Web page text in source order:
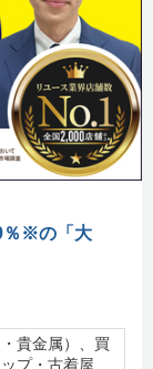
％※の「大
貴金属）、買
プ・古着屋